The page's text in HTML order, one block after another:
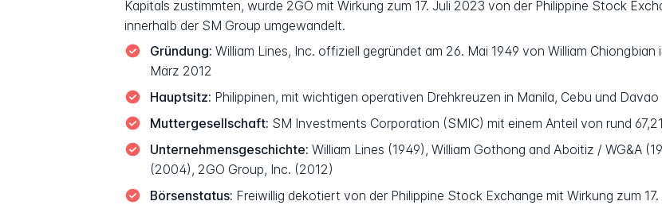
Kapitals zustimmten, wurde 2GO mit Wirkung zum 17. Juli 2023 von der Philippine Stock
innerhalb der SM Group umgewandelt.
Gründung: William Lines, Inc. offiziell gegründet am 26. Mai 1949 von William
März 2012
Hauptsitz: Philippinen, mit wichtigen operativen Drehkreuzen in Manila, Cebu und Davao
Muttergesellschaft: SM Investments Corporation (SMIC) mit einem Anteil von rund
Unternehmensgeschichte: William Lines (1949), William Gothong and Aboitiz / WG&A
(2004), 2GO Group, Inc. (2012)
Börsenstatus: Freiwillig dekotiert von der Philippine Stock Exchange mit Wirkung zum